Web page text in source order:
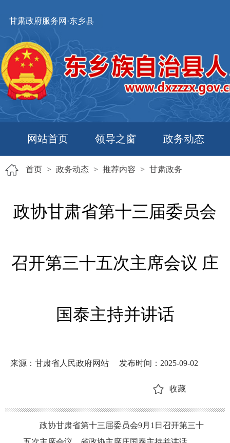
甘肃政府服务网·东乡县
网站首页 领导之窗 政务动态
首页 > 政务动态 > 推荐内容 > 甘肃政务
政协甘肃省第十三届委员会
召开第三十五次主席会议 庄
国泰主持并讲话
来源：甘肃省人民政府网站 发布时间：2025-09-02
收藏
政协甘肃省第十三届委员会9月1日召开第三十